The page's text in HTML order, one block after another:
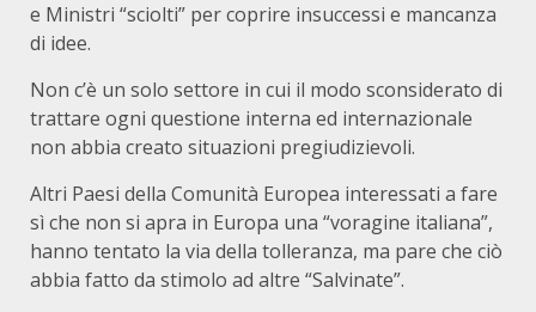
e Ministri “sciolti” per coprire insuccessi e mancanza
di idee.
Non c’è un solo settore in cui il modo sconsiderato di
trattare ogni questione interna ed internazionale
non abbia creato situazioni pregiudizievoli.
Altri Paesi della Comunità Europea interessati a fare
sì che non si apra in Europa una “voragine italiana”,
hanno tentato la via della tolleranza, ma pare che ciò
abbia fatto da stimolo ad altre “Salvinate”.